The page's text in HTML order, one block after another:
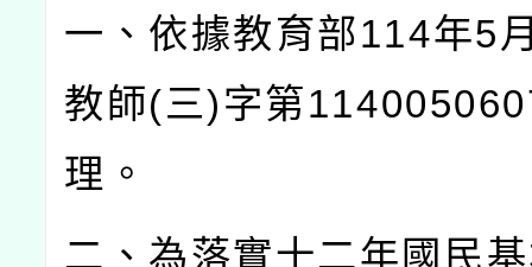
一、依據教育部114年5
教師(三)字第
理。
二、為落實十二年國民